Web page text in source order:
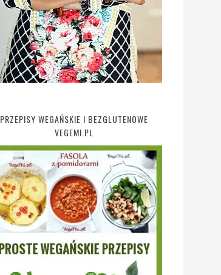
PRZEPISY WEGAŃSKIE I BEZGLUTENOWE
VEGEMI.PL